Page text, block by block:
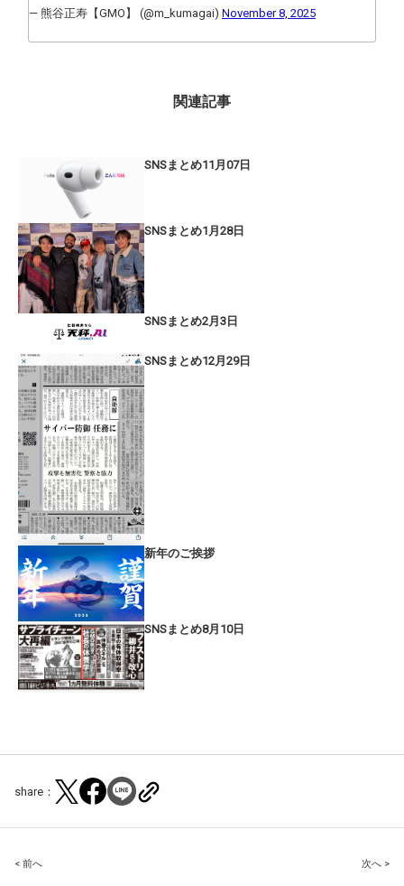
— 熊谷正寿【GMO】 (@m_kumagai) November 8, 2025
関連記事
SNSまとめ11月07日
SNSまとめ1月28日
SNSまとめ2月3日
SNSまとめ12月29日
新年のご挨拶
SNSまとめ8月10日
share：
Post
< 前へ 次へ >